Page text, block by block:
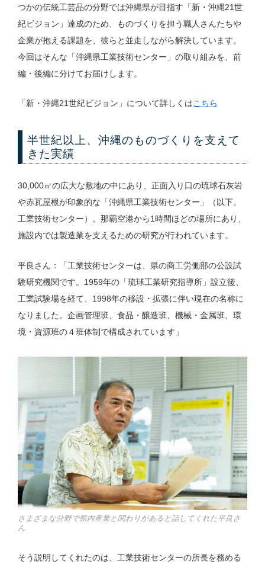
つかの伝統工芸品の分野では沖縄県が目指す「新・沖縄21世
紀ビジョン」達成のため、ものづくりを担う職人さんたちや
企業が抱える課題を、彼らと並走しながら解決しています。
今回はそんな「沖縄県工業技術センター」の取り組みを、前
編・後編に分けてお届けします。
「新・沖縄21世紀ビジョン」について詳しくはこちら
半世紀以上、沖縄のものづくりを支えて
きた実績
30,000㎡の広大な敷地の中にあり、正面入り口の琉球石灰岩
や赤瓦屋根が印象的な「沖縄県工業技術センター」（以下、
工業技術センター）。那覇空港から1時間ほどの場所にあり、
施設内では製造業を支えるための研究が行われています。
平良さん：「工業技術センターは、県の商工労働部の公設試
験研究機関です。1959年の「琉球工業研究指導所」設立後、
工業試験場を経て、1998年の移設・拡張に伴い現在の名称に
なりました。企画管理班、食品・醸造班、機械・金属班、環
境・資源班の４班体制で構成されています」
さまざまな分野で県内産業と関わりがあると話してくれた平良さ
ん
そう説明してくれたのは、工業技術センターの所長を務める